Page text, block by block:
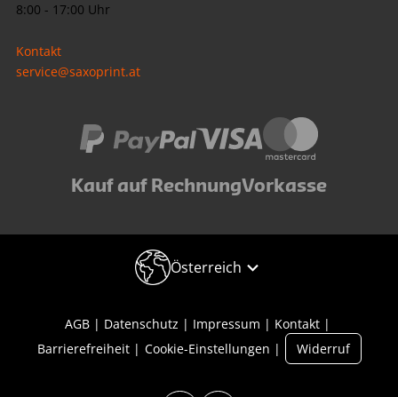
8:00 - 17:00 Uhr
Kontakt
service@saxoprint.at
Kauf auf RechnungVorkasse
Österreich
AGB Datenschutz Impressum
Kontakt
Barrierefreiheit
Cookie-Einstellungen Widerruf